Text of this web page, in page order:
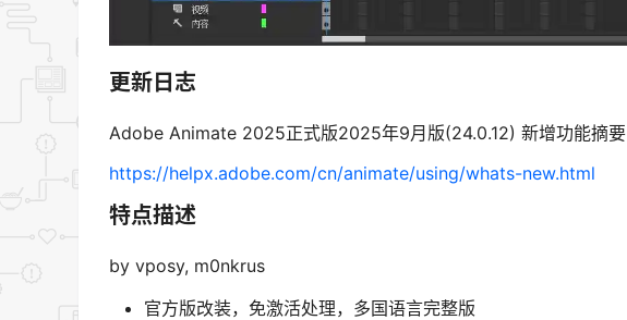
更新日志
Adobe Animate 2025正式版2025年9月版(24.0.12) 新增功能摘要
https://helpx.adobe.com/cn/animate/using/whats-new.html
特点描述
by vposy, m0nkrus
官方版改装，免激活处理，多国语言完整版